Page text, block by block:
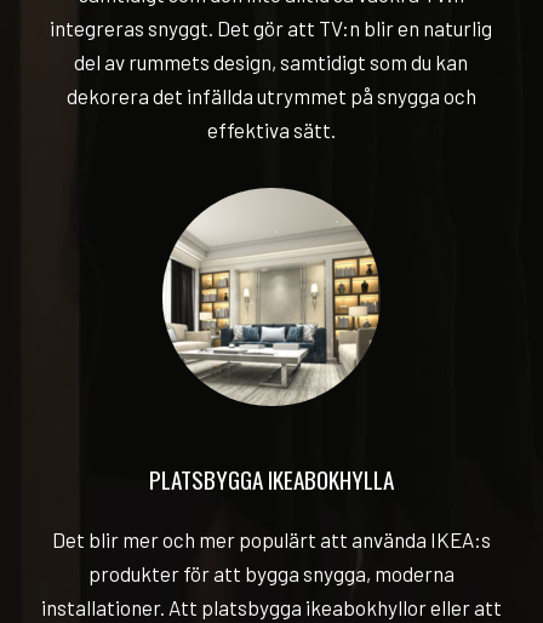
integreras snyggt. Det gör att TV:n blir en naturlig
del av rummets design, samtidigt som du kan
dekorera det infällda utrymmet på snygga och
effektiva sätt.
PLATSBYGGA IKEABOKHYLLA
Det blir mer och mer populärt att använda IKEA:s
produkter för att bygga snygga, moderna
installationer. Att platsbygga ikeabokhyllor eller att